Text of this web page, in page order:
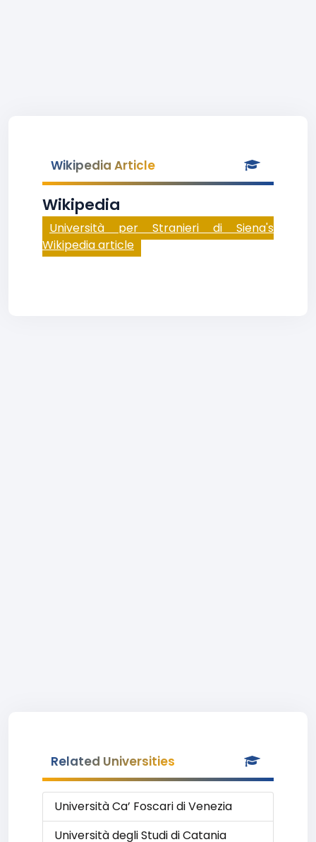
Wikipedia Article
Wikipedia
Università per Stranieri di Siena's
Wikipedia article
Related Universities
Università Ca’ Foscari di Venezia
Università degli Studi di Catania